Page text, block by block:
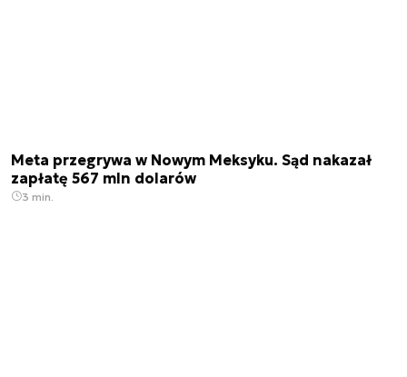
Meta przegrywa w Nowym Meksyku. Sąd nakazał
zapłatę 567 mln dolarów
3 min.